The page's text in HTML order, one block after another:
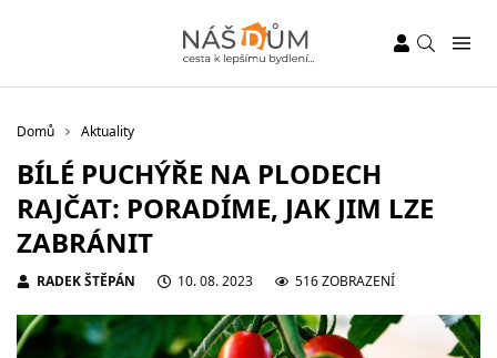
Domů Aktuality
BÍLÉ PUCHÝŘE NA PLODECH
RAJČAT: PORADÍME, JAK JIM LZE
ZABRÁNIT
RADEK ŠTĚPÁN 10. 08. 2023 516 ZOBRAZENÍ